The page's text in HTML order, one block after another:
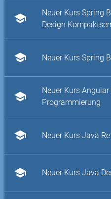
school
Neuer Kurs Spring
Design
school Neuer Kurs Spring
school
Neuer Kurs
Programmierung
school Neuer Kurs Java
school Neuer Kurs Java